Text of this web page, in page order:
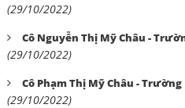
(29/10/2022)
Cô Nguyễn Thị Mỹ Châu -
(29/10/2022)
Cô Phạm Thị Mỹ Châu -
(29/10/2022)